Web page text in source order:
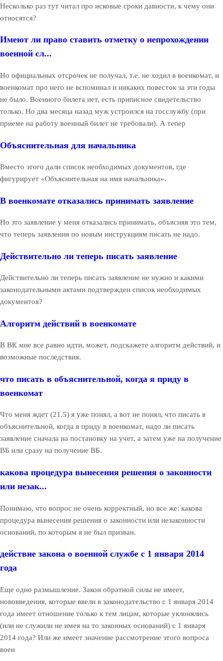
Несколько раз тут читал про исковые сроки давности, к чему они
относятся?
Имеют ли право ставить отметку о непрохождении
военной сл...
Но официальных отсрочек не получал, т.е. не ходил в военкомат, и
военкомат про него не вспоминал и никаких повесток за эти годы
не было. Военного билета нет, есть приписное свидетельство
только. Но два месяца назад муж устроился на госслужбу (при
приеме на работу военный билет не требовали). А тепер
Объяснительная для начальника
Вместо этого дали список необходимых документов, где
фигурирует «Объяснительная на имя начальника».
В военкомате отказались принимать заявление
Но это заявление у меня отказались принимать, объясняя это тем,
что теперь заявления по новым инструкциям писать не надо.
Действительно ли теперь писать заявление
Действительно ли теперь писать заявление не нужно и какими
законодательными актами подтвержден список необходимых
документов?
Алгоритм действий в военкомате
В ВК мне все равно идти, может, подскажете алгоритм действий, и
возможные последствия.
что писать в объяснительной, когда я приду в
военкомат
Что меня ждет (21.5) я уже понял, а вот не понял, что писать в
объяснительной, когда я приду в военкомат, надо ли писать
заявление сначала на постановку на учет, а затем уже на получение
ВБ или сразу на получение ВБ.
какова процедура вынесения решения о законности
или незак...
Понимаю, что вопрос не очень корректный, но все же: какова
процедура вынесения решения о законности или незаконности
оснований, по которым я не был призван.
действие закона о военной службе с 1 января 2014
года
Еще одно размышление. Закон обратной силы не имеет,
нововведения, которые ввели в законодательство с 1 января 2014
года имеет отношение только к тем лицам, которые уклонялись
(или не служили не имея на то законных оснований) с 1 января
2014 года? Или же имеет значение рассмотрение этого вопроса
воен